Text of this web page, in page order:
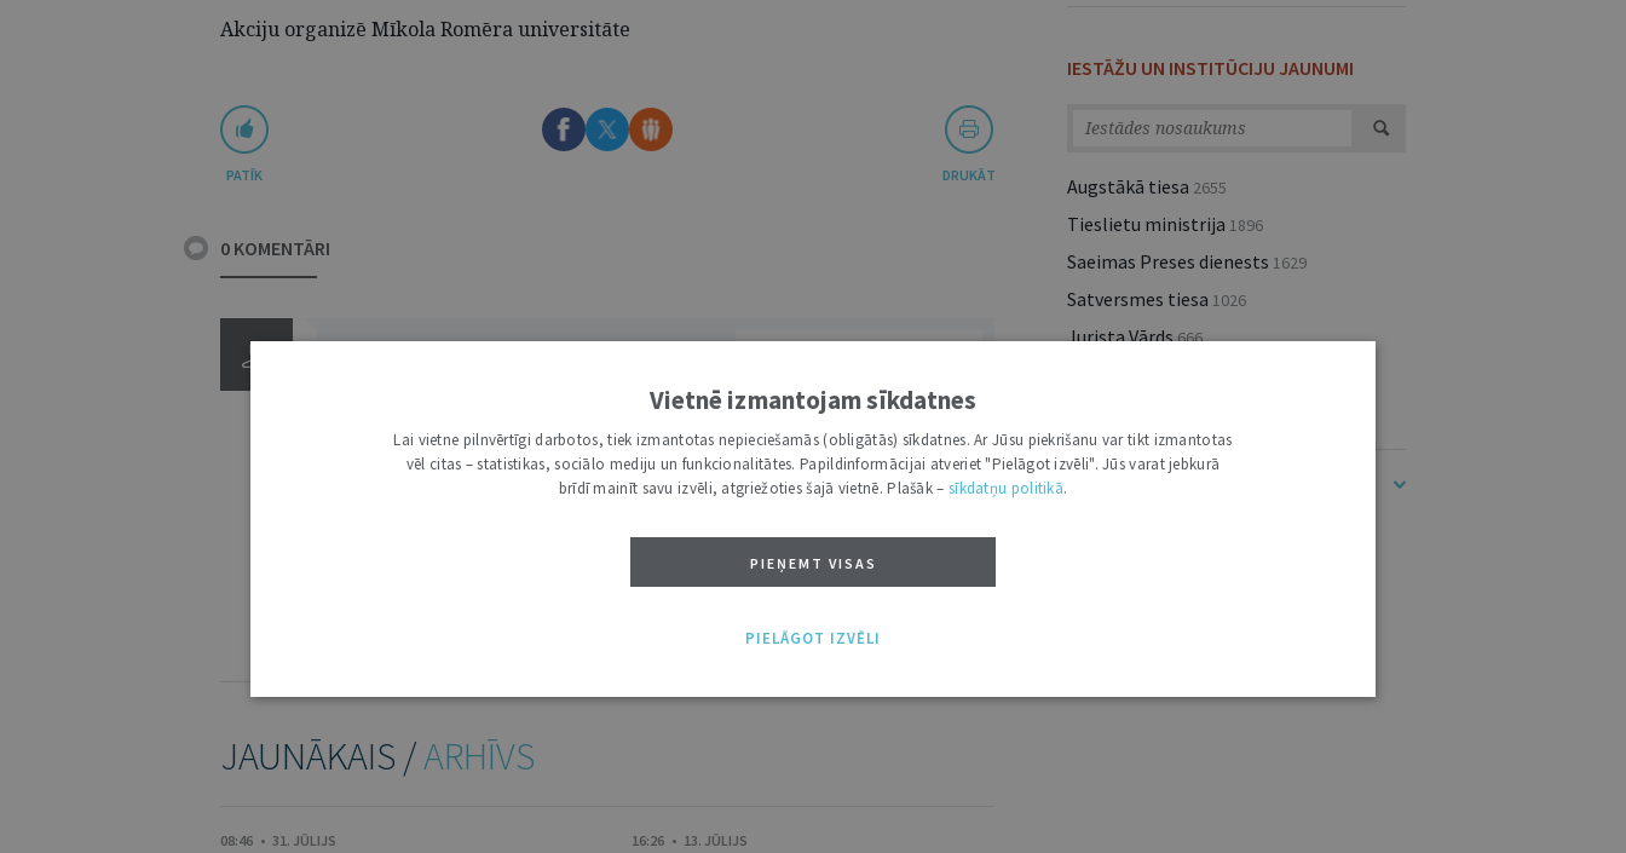
Akciju organizē Mīkola Romēra universitāte
PATĪK DRUKĀT
0 KOMENTĀRI
JAUNĀKAIS /ARHĪVS
08:46 • 31. JŪLIJS
16:26 • 13. JŪLIJS
IESTĀŽU UN INSTITŪCIJU JAUNUMI
Augstākā tiesa 2655
Tieslietu ministrija 1896
Saeimas Preses dienests 1629
Satversmes tiesa 1026
Jurista Vārds666
Vietnē izmantojam sīkdatnes
Lai vietne pilnvērtīgi darbotos, tiek izmantotas nepieciešamās (obligātās) sīkdatnes. Ar Jūsu piekrišanu var tikt izmantotas
vēl citas – statistikas, sociālo mediju un funkcionalitātes. Papildinformācijai atveriet "Pielāgot izvēli". Jūs varat jebkurā
brīdī mainīt savu izvēli, atgriežoties šajā vietnē. Plašāk – sīkdatņu politikā.
PIEŅEMT VISAS
PIELĀGOT IZVĒLI